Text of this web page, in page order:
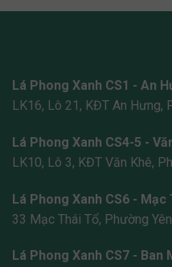
Lá Phong Xanh CS1 - An
LK16, Lô 21, KĐT An Hưng,
Lá Phong Xanh CS4-5 -
LK10, Lô 3, KĐT Văn Khê,
Lá Phong Xanh CS6 - Mạc
33 Mạc Thái Tổ, Phường
Lá Phong Xanh CS7 - Ban